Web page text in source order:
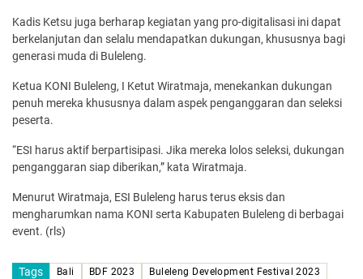
Kadis Ketsu juga berharap kegiatan yang pro-digitalisasi ini dapat
berkelanjutan dan selalu mendapatkan dukungan, khususnya bagi
generasi muda di Buleleng.
Ketua KONI Buleleng, I Ketut Wiratmaja, menekankan dukungan
penuh mereka khususnya dalam aspek penganggaran dan seleksi
peserta.
“ESI harus aktif berpartisipasi. Jika mereka lolos seleksi, dukungan
penganggaran siap diberikan,” kata Wiratmaja.
Menurut Wiratmaja, ESI Buleleng harus terus eksis dan
mengharumkan nama KONI serta Kabupaten Buleleng di berbagai
event. (rls)
Tags Bali BDF 2023 Buleleng Development Festival 2023